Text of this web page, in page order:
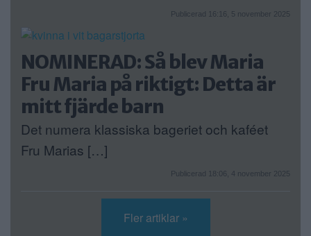
Publicerad 16:16, 5 november 2025
NOMINERAD: Så blev Maria
Fru Maria på riktigt: Detta är
mitt fjärde barn
Det numera klassiska bageriet och kaféet
Fru Marias […]
Publicerad 18:06, 4 november 2025
Fler artiklar »